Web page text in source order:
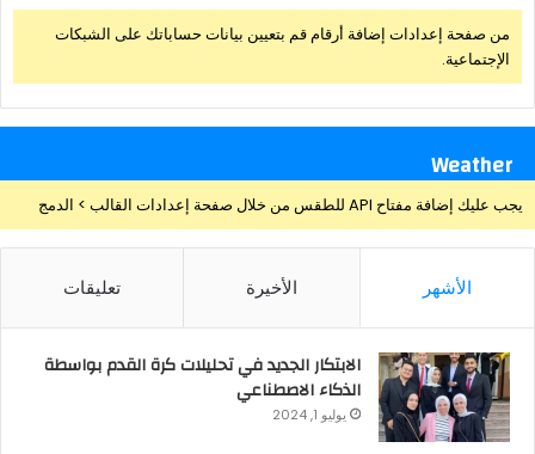
من صفحة إعدادات إضافة أرقام قم بتعيين بيانات حساباتك على الشبكات
الإجتماعية.
Weather
يجب عليك إضافة مفتاح API للطقس من خلال صفحة إعدادات القالب > الدمج
الأشهر الأخيرة تعليقات
الابتكار الجديد في تحليلات كرة القدم بواسطة
الذكاء الاصطناعي
يوليو 1, 2024